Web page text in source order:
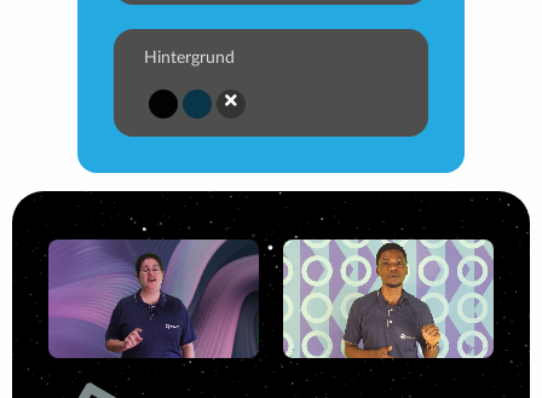
Hintergrund